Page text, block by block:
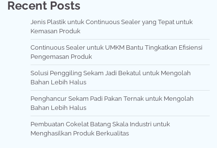
Recent Posts
Jenis Plastik untuk Continuous Sealer yang Tepat untuk
Kemasan Produk
Continuous Sealer untuk UMKM Bantu Tingkatkan Efisiensi
Pengemasan Produk
Solusi Penggiling Sekam Jadi Bekatul untuk Mengolah
Bahan Lebih Halus
Penghancur Sekam Padi Pakan Ternak untuk Mengolah
Bahan Lebih Halus
Pembuatan Cokelat Batang Skala Industri untuk
Menghasilkan Produk Berkualitas